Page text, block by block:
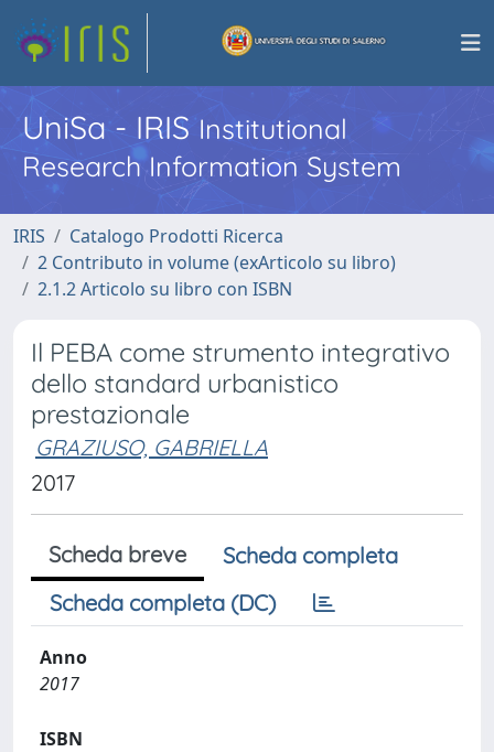
UniSa - IRISInstitutional
Research Information System
IRIS
Catalogo Prodotti Ricerca
2 Contributo in volume (exArticolo su libro)
2.1.2 Articolo su libro con ISBN
Il PEBA come strumento integrativo
dello standard urbanistico
prestazionale
GRAZIUSO, GABRIELLA
2017
Scheda breve
Scheda completa
Scheda completa (DC)
Anno
2017
ISBN